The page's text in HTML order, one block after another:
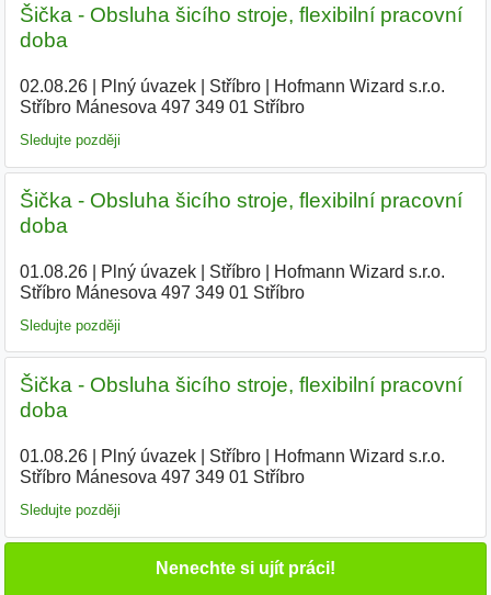
Šička - Obsluha šicího stroje, flexibilní pracovní
doba
02.08.26| Plný úvazek| Stříbro|
Hofmann Wizard s.r.o.
Stříbro Mánesova 497 349 01 Stříbro
Sledujte později
Šička - Obsluha šicího stroje, flexibilní pracovní
doba
01.08.26| Plný úvazek| Stříbro|
Hofmann Wizard s.r.o.
Stříbro Mánesova 497 349 01 Stříbro|
Sledujte později
Šička - Obsluha šicího stroje, flexibilní pracovní
doba
01.08.26| Plný úvazek| Stříbro|
Hofmann Wizard s.r.o.
Stříbro Mánesova 497 349 01 Stříbro|
Sledujte později
Nenechte si ujít práci!